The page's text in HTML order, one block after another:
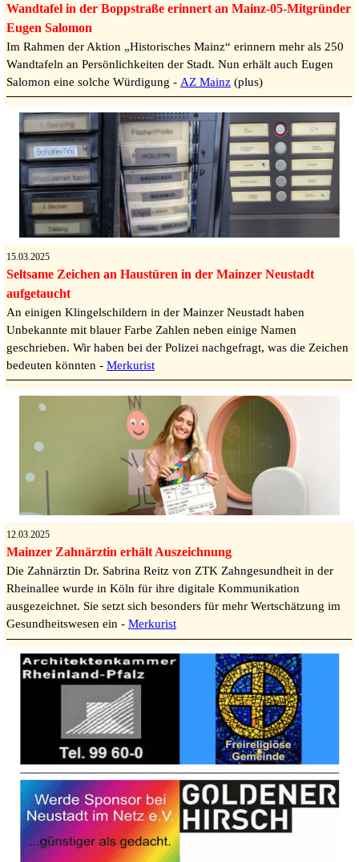
Wandtafel in der Boppstraße erinnert an Mainz-05-Mitgründer
Eugen Salomon
Im Rahmen der Aktion „Historisches Mainz“ erinnern mehr als 250
Wandtafeln an Persönlichkeiten der Stadt. Nun erhält auch Eugen
Salomon eine solche Würdigung - AZ Mainz (plus)
15.03.2025
Seltsame Zeichen an Haustüren in der Mainzer Neustadt
aufgetaucht
An einigen Klingelschildern in der Mainzer Neustadt haben
Unbekannte mit blauer Farbe Zahlen neben einige Namen
geschrieben. Wir haben bei der Polizei nachgefragt, was die Zeichen
bedeuten könnten - Merkurist
12.03.2025
Mainzer Zahnärztin erhält Auszeichnung
Die Zahnärztin Dr. Sabrina Reitz von ZTK Zahngesundheit in der
Rheinallee wurde in Köln für ihre digitale Kommunikation
ausgezeichnet. Sie setzt sich besonders für mehr Wertschätzung im
Gesundheitswesen ein - Merkurist